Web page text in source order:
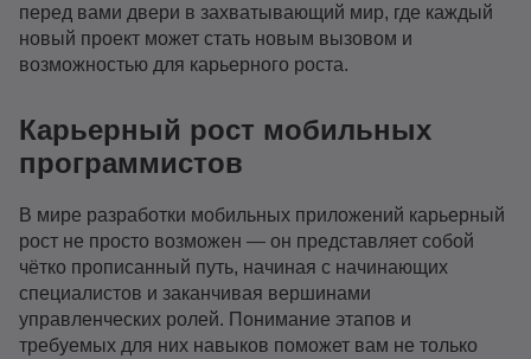
перед вами двери в захватывающий мир, где каждый
новый проект может стать новым вызовом и
возможностью для карьерного роста.
Карьерный рост мобильных
программистов
В мире разработки мобильных приложений карьерный
рост не просто возможен — он представляет собой
чётко прописанный путь, начиная с начинающих
специалистов и заканчивая вершинами
управленческих ролей. Понимание этапов и
требуемых для них навыков поможет вам не только